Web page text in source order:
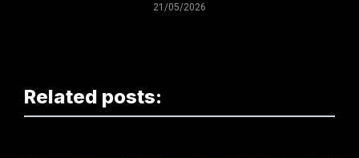
21/05/2026
Related posts: